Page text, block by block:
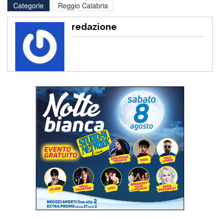
Categorie Reggio Calabria
redazione